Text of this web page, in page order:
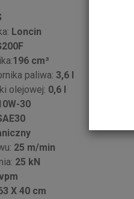
Loncin
196 cm³
paliwa: 3,6 l
olejowej: 0,6 l
30
25 m/min
25 kN
X 40 cm